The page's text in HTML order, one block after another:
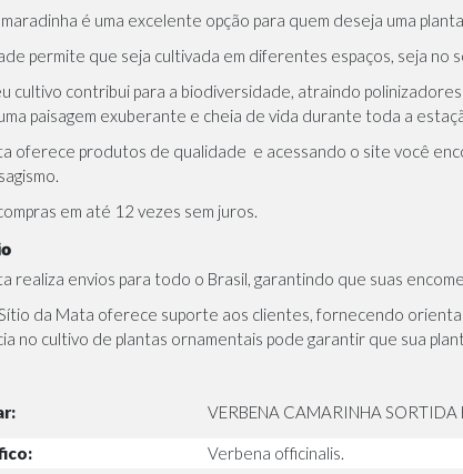
é uma excelente opção para quem deseja uma
permite que seja cultivada em diferentes espaços, seja
cultivo contribui para a biodiversidade, atraindo
paisagem exuberante e cheia de vida durante toda a
oferece produtos de qualidade e acessando o site você
em até 12 vezes sem juros.
realiza envios para todo o Brasil, garantindo que suas
da Mata oferece suporte aos clientes, fornecendo
no cultivo de plantas ornamentais pode garantir que sua
VERBENA CAMARINHA SORTIDA
Verbena officinalis.